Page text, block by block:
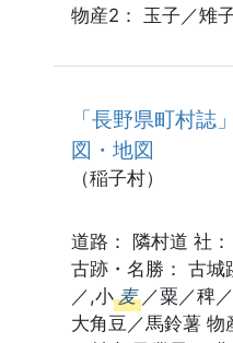
物産2： 玉子／雉
「長野県町村誌
図・地図
（稲子村）
道路： 隣村道 社
古跡・名勝： 古城
／,小 麦 ／粟／稗
大角豆／馬鈴薯